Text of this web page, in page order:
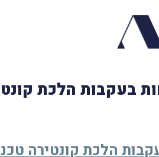
הלכת קונטירה ופיניסאר;
הלכת קונטירה